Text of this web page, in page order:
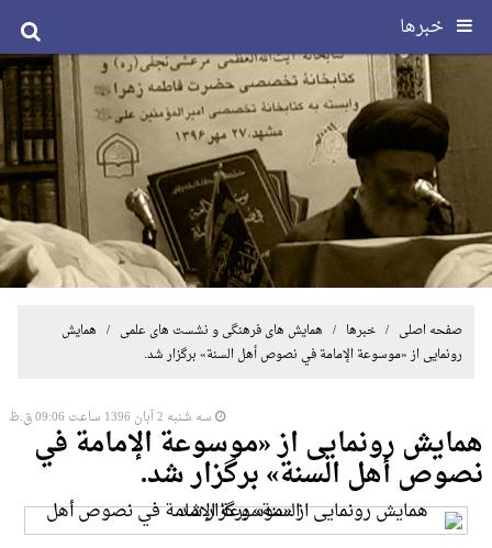
خبرها
صفحه اصلی /خبرها / همایش های فرهنگی و نشست های علمی / همایش
رونمایی از «موسوعة الإمامة في نصوص أهل السنة» برگزار شد.
سه شنبه 2 آبان 1396 ساعت 09:06 ق.ظ
همایش رونمایی از «موسوعة الإمامة في
نصوص أهل السنة» برگزار شد.